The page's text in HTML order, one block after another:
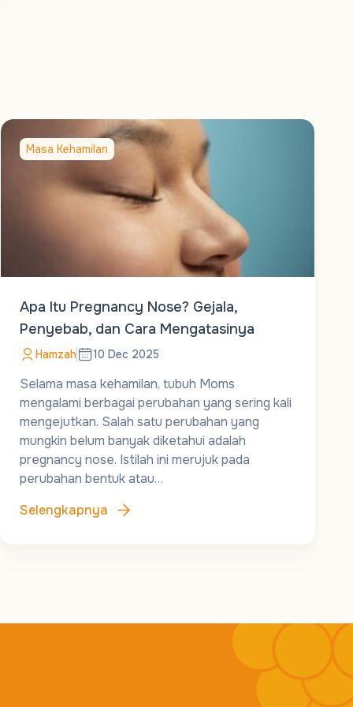
Masa Kehamilan
Apa Itu Pregnancy Nose? Gejala,
Penyebab, dan Cara Mengatasinya
Hamzah 10 Dec 2025
Selama masa kehamilan, tubuh Moms
mengalami berbagai perubahan yang sering kali
mengejutkan. Salah satu perubahan yang
mungkin belum banyak diketahui adalah
pregnancy nose. Istilah ini merujuk pada
perubahan bentuk atau…
Selengkapnya